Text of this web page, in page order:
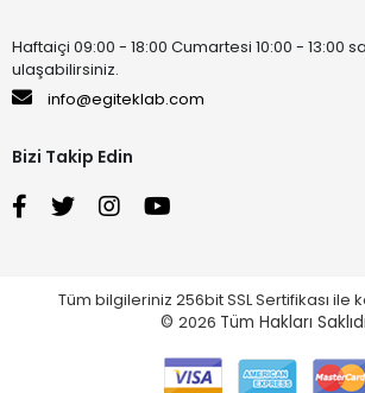
Haftaiçi 09:00 - 18:00 Cumartesi 10:00 - 13:00
ulaşabilirsiniz.
info@egiteklab.com
Bizi Takip Edin
Tüm bilgileriniz 256bit SSL Sertifikası ile
© 2026 Tüm Hakları